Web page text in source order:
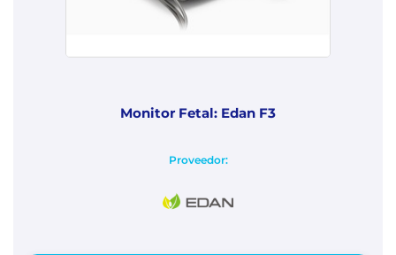
Monitor Fetal: Edan F3
Proveedor: